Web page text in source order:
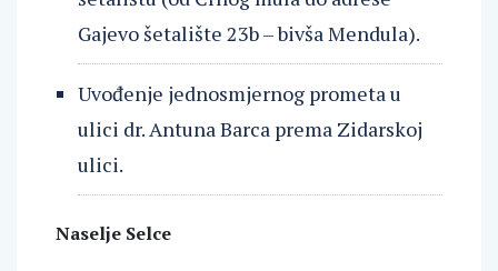
Gajevo šetalište 23b – bivša Mendula).
Uvođenje jednosmjernog prometa u
ulici dr. Antuna Barca prema Zidarskoj
ulici.
Naselje Selce